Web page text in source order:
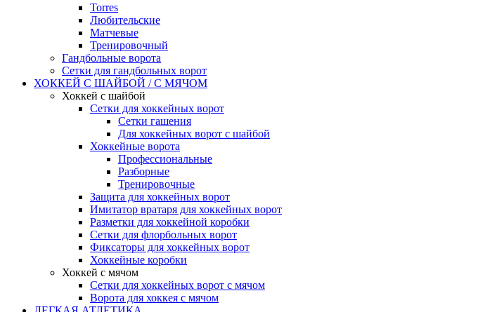
Torres
Любительские
Матчевые
Тренировочный
Гандбольные ворота
Сетки для гандбольных ворот
ХОККЕЙ С ШАЙБОЙ / С МЯЧОМ
Хоккей с шайбой
Сетки для хоккейных ворот
Сетки гашения
Для хоккейных ворот с шайбой
Хоккейные ворота
Профессиональные
Разборные
Тренировочные
Защита для хоккейных ворот
Имитатор вратаря для хоккейных ворот
Разметки для хоккейной коробки
Сетки для флорбольных ворот
Фиксаторы для хоккейных ворот
Хоккейные коробки
Хоккей с мячом
Сетки для хоккейных ворот с мячом
Ворота для хоккея с мячом